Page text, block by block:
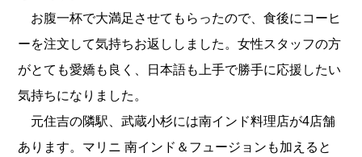
お腹一杯で大満足させてもらったので、食後にコーヒ
ーを注文して気持ちお返ししました。女性スタッフの方
がとても愛嬌も良く、日本語も上手で勝手に応援したい
気持ちになりました。
元住吉の隣駅、武蔵小杉には南インド料理店が4店舗
あります。マリニ 南インド＆フュージョンも加えると